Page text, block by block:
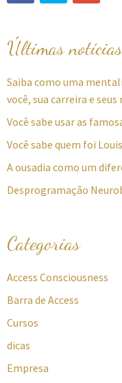
Últimas notícias
Saiba como uma
você, sua carreira e seus
Você sabe usar as
Você sabe quem foi
A ousadia como um
Desprogramação
Categorias
Access Consciousness
Barra de Access
Cursos
dicas
Empresa